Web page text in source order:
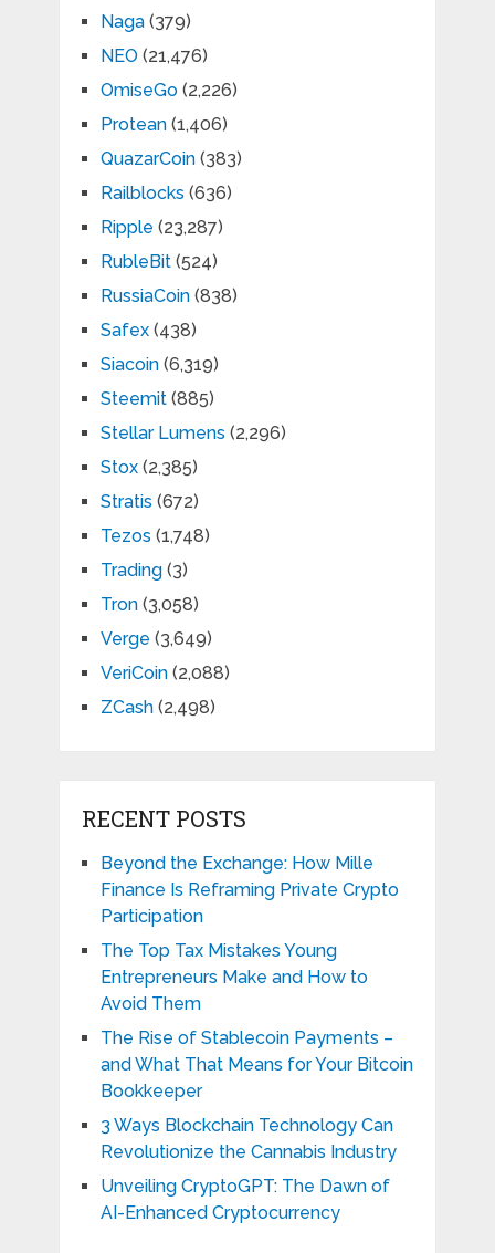
Naga(379)
NEO (21,476)
OmiseGo(2,226)
Protean(1,406)
QuazarCoin(383)
Railblocks (636)
Ripple (23,287)
RubleBit(524)
RussiaCoin(838)
Safex(438)
Siacoin(6,319)
Steemit(885)
Stellar Lumens (2,296)
Stox(2,385)
Stratis (672)
Tezos (1,748)
Trading(3)
Tron(3,058)
Verge (3,649)
VeriCoin(2,088)
ZCash(2,498)
RECENT POSTS
Beyond the Exchange: How Mille
Finance Is Reframing Private Crypto
Participation
The Top Tax Mistakes Young
Entrepreneurs Make and How to
Avoid Them
The Rise of Stablecoin Payments –
and What That Means for Your Bitcoin
Bookkeeper
3 Ways Blockchain Technology Can
Revolutionize the Cannabis Industry
Unveiling CryptoGPT: The Dawn of
AI-Enhanced Cryptocurrency